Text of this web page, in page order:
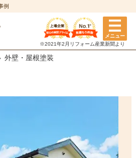
例
メニュー
※2021年2月リフォーム産業新聞より
外壁・屋根塗装